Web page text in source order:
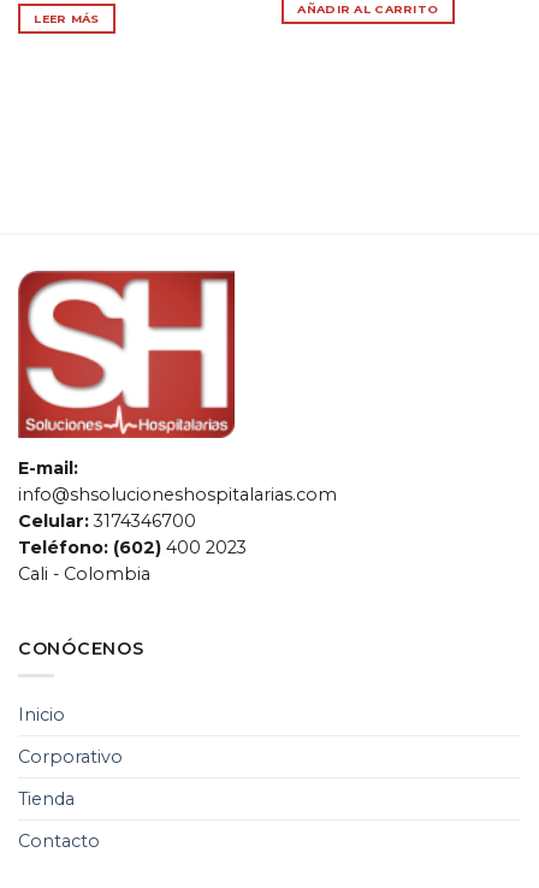
LEER MÁS
AÑADIR AL CARRITO
E-mail:
info@shsolucioneshospitalarias.com
Celular:3174346700
Teléfono: (602) 400 2023
Cali - Colombia
CONÓCENOS
Inicio
Corporativo
Tienda
Contacto